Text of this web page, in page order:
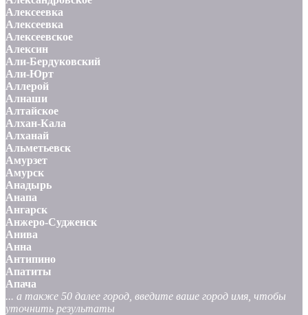
Алексеевка
Алексеевка
Алексеевское
Алексин
Али-Бердуковский
Али-Юрт
Аллерой
Алнаши
Алтайское
Алхан-Кала
Алханай
Альметьевск
Амурзет
Амурск
Анадырь
Анапа
Ангарск
Анжеро-Судженск
Анива
Анна
Антипино
Апатиты
Апача
... а также 50 далее город, введите ваше город имя, чтобы
уточнить результаты